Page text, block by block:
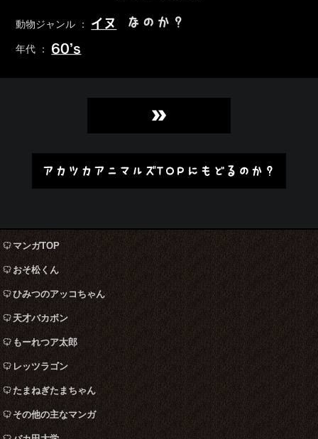
動物ジャンル ： イヌ なのか？
年代 ： 60’s
»
アカツカアニマルズTOPにもどるのか？
マンガTOP
おそ松くん
ひみつのアッコちゃん
天才バカボン
もーれつア太郎
レッツラゴン
たまねぎたまちゃん
その他の主なマンガ